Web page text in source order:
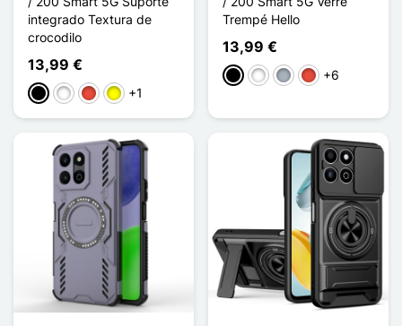
integrado Textura de
crocodilo
13,99 €
PretoBrancoVermelho
Amarelo
+1
Trempé Hello
13,99 €
PretoBrancoCinzento
Vermelho
+6